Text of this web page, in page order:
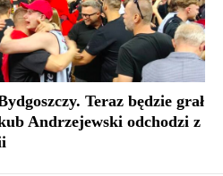
Teraz będzie grał
Andrzejewski odchodzi z